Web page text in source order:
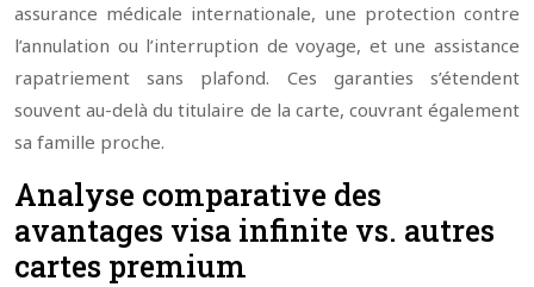
assurance médicale internationale, une protection contre
l’annulation ou l’interruption de voyage, et une assistance
rapatriement sans plafond. Ces garanties s’étendent
souvent au-delà du titulaire de la carte, couvrant également
sa famille proche.
Analyse comparative des
avantages visa infinite vs. autres
cartes premium